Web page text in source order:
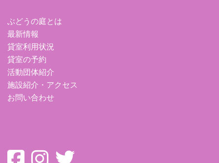
ぶどうの庭とは
最新情報
貸室利用状況
貸室の予約
活動団体紹介
施設紹介・アクセス
お問い合わせ